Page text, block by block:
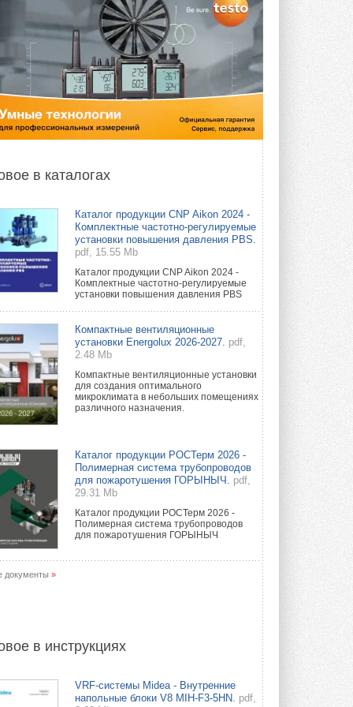
в каталогах
Каталог продукции CNP Aikon 2024 -
Комплектные частотно-регулируемые
установки повышения давления PBS.
pdf, 15.55 Mb
Каталог продукции CNP Aikon 2024 -
Комплектные частотно-регулируемые
установки повышения давления PBS
Компактные вентиляционные
установки Energolux 2026-2027. pdf,
2.48 Mb
Компактные вентиляционные установки
для создания оптимального
микроклимата в небольших помещениях
различного назначения.
Каталог продукции РОСТерм 2026 -
Полимерная система трубопроводов
для пожаротушения ГОРЫНЫЧ.
pdf,
29.31 Mb
Каталог продукции РОСТерм 2026 -
Полимерная система трубопроводов
для пожаротушения ГОРЫНЫЧ
документы »
в инструкциях
VRF-системы Midea - Внутренние
напольные блоки V8 MIH-F3-5HN. pdf,